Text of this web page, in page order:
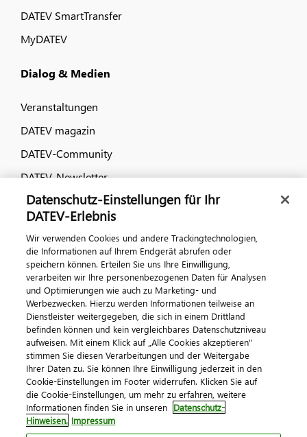
DATEV SmartTransfer
MyDATEV
Dialog & Medien
Veranstaltungen
DATEV magazin
DATEV-Community
DATEV-Newsletter
Kontaktieren Sie uns
© 2026 DATEV eG
ImpressumDatenschutzAGB Kontakt
Cookie-Einstellungen
Datenschutz-Einstellungen für Ihr
DATEV-Erlebnis
Wir verwenden Cookies und andere Trackingtechnologien,
die Informationen auf Ihrem Endgerät abrufen oder
speichern können. Erteilen Sie uns Ihre Einwilligung,
verarbeiten wir Ihre personenbezogenen Daten für Analysen
und Optimierungen wie auch zu Marketing- und
Werbezwecken. Hierzu werden Informationen teilweise an
Dienstleister weitergegeben, die sich in einem Drittland
befinden können und kein vergleichbares Datenschutzniveau
aufweisen. Mit einem Klick auf „Alle Cookies akzeptieren"
stimmen Sie diesen Verarbeitungen und der Weitergabe
Ihrer Daten zu. Sie können Ihre Einwilligung jederzeit in den
Cookie-Einstellungen im Footer widerrufen. Klicken Sie auf
die Cookie-Einstellungen, um mehr zu erfahren, weitere
Informationen finden Sie in unseren Datenschutz-
Hinweisen. Impressum